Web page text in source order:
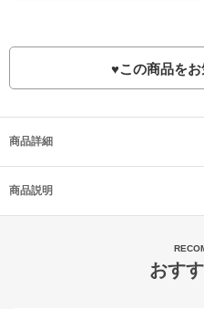
♥この商品を
商品詳細
商品説明
おす